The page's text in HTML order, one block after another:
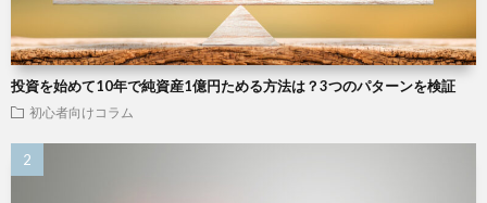
投資を始めて10年で純資産1億円ためる方法は？3つのパターンを検証
初心者向けコラム